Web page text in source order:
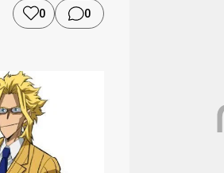
0 0